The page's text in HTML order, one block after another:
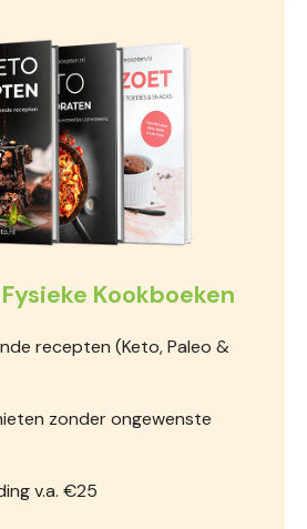
Fysieke Kookboeken
recepten (Keto, Paleo &
zonder ongewenste
v.a. €25